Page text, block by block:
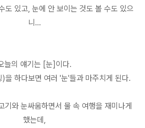
도 있고, 눈에 안 보이는 것도 볼 수도 있으
니...
늘의 얘기는 [눈]이다.
을 하다보면 여러 '눈'들과 마주치게 된다.
기와 눈싸움하면서 물 속 여행을 재미나게
했는데,